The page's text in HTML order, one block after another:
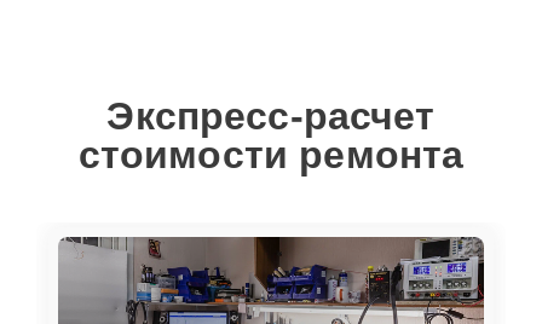
Экспресс-расчет
стоимости ремонта